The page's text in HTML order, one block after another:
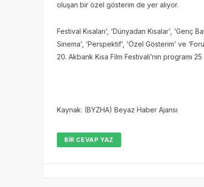
oluşan bir özel gösterim de yer alıyor.
Festival Kısaları’, ‘Dünyadan Kısalar’, ‘Genç
Sinema’, ‘Perspektif’, ‘Özel Gösterim’ ve
20. Akbank Kısa Film Festivali’nin programı
Kaynak: (BYZHA) Beyaz Haber Ajansı
BIR CEVAP YAZ